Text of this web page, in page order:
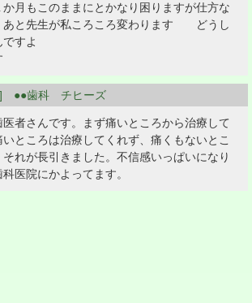
月もこのままにとかなり困りますが仕方な
先生が私ころころ変わります どうし
すよ
●●歯科 チヒーズ
者さんです。まず痛いところから治療して
ところは治療してくれず、痛くもないとこ
れが長引きました。不信感いっぱいになり
医院にかよってます。